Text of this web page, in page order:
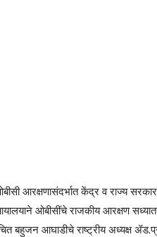
आरक्षणासंदर्भात केंद्र व राज्य
ओबीसींचे राजकीय आरक्षण
बहुजन आघाडीचे राष्ट्रीय अध्यक्ष